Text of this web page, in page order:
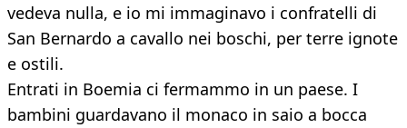
vedeva nulla, e io mi immaginavo i confratelli di
San Bernardo a cavallo nei boschi, per terre ignote
e ostili.
Entrati in Boemia ci fermammo in un paese. I
bambini guardavano il monaco in saio a bocca